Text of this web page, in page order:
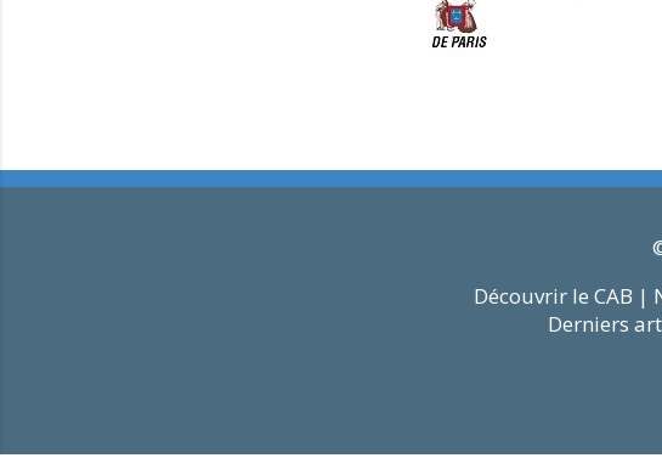
Découvrir le CAB |
Derniers